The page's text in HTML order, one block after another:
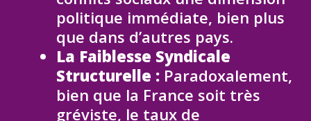
politique immédiate, bien plus
que dans d’autres pays.
La Faiblesse Syndicale
Structurelle : Paradoxalement,
bien que la France soit très
gréviste, le taux de